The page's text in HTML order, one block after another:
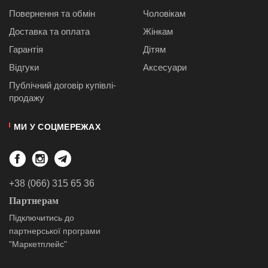
та
Топи
боді
Спідня
комбінезони
Шорти
Спідниці
Повернення та обмін
Доставка та оплата
Гарантія
Відгуки
Публiчний договiр купівлі-
продажу
Чоловікам
Жінкам
Дітям
Аксесуари
МИ У СОЦМЕРЕЖАХ
+38 (066) 315 65 36
Партнерам
Підключитись до
партнерської програми
"Маркетплейс"